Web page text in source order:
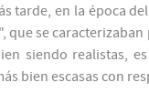
tarde, en la época
que se
siendo realistas,
bien escasas con